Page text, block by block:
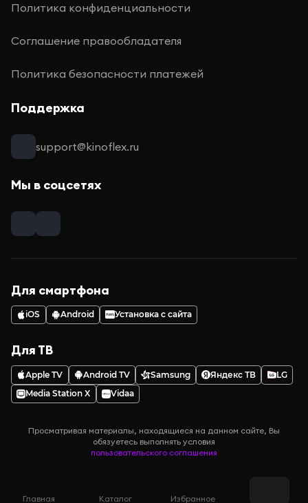
Политика конфиденциальности
Соглашение правообладателя
Политика безопасности платежей
Поддержка
support@kinoflex.ru
Мы в соцсетях
Для смартфона
iOS Android Установка с сайта
Для ТВ
Apple TV Android TV Samsung Яндекс ТВ
LG
Media Station X
Vidaa
Просматривая материалы, находящиеся на данном сайте, Вы
обязуетесь выполнять условия
пользовательского соглашения
Главная Каталог Избранное